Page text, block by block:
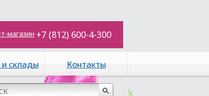
магазин +7 (812) 600-4-300
склады Контакты